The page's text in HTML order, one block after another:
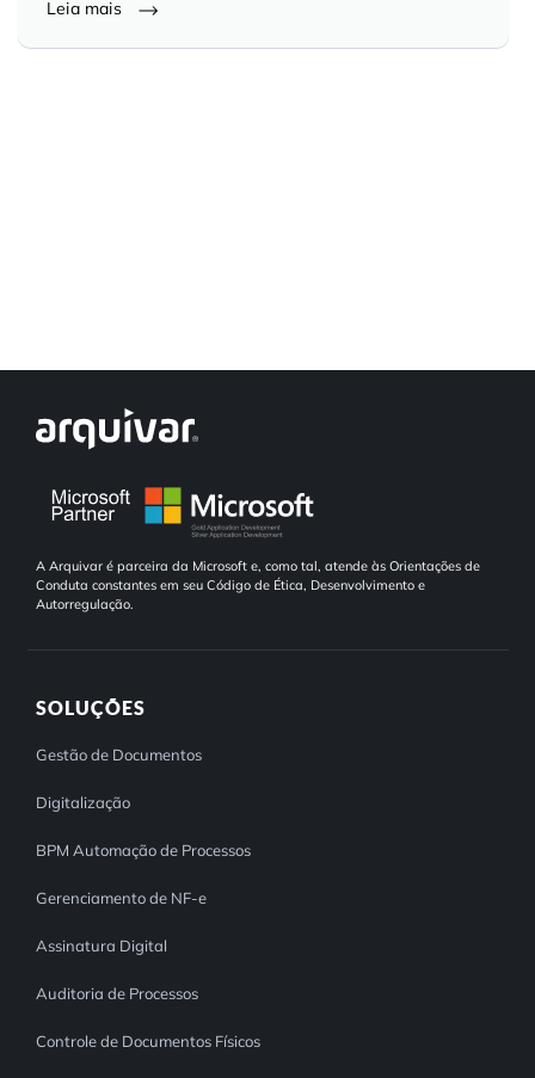
Controle e Organização de Documentos Físicos
Leia mais
A Arquivar é parceira da Microsoft e, como tal, atende às Orientações de
Conduta constantes em seu Código de Ética, Desenvolvimento e
Autorregulação.
SOLUÇÕES
Gestão de Documentos
Digitalização
BPM Automação de Processos
Gerenciamento de NF-e
Assinatura Digital
Auditoria de Processos
Controle de Documentos Físicos